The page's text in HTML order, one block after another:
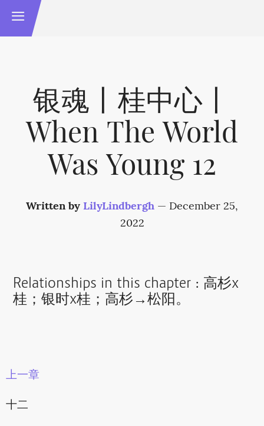
银魂丨桂中心丨
When The World
Was Young 12
Written by LilyLindbergh — December 25,
2022
Relationships in this chapter : 高杉x
桂；银时x桂；高杉→松阳。
上一章
十二